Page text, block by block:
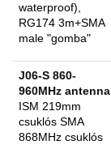
waterproof),
RG174 3m+SMA
male "gomba"
J06-S 860-
960MHz antenna
ISM 219mm
csuklós SMA
868MHz csuklós